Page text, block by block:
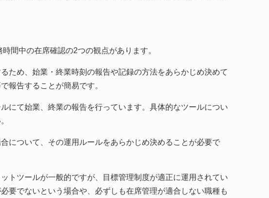
中の在席確認の2つの観点があります。
め、始業・終業時刻の報告や記録の方法をあらかじめ決めて
報告することが簡易です。
にて始業、終業の報告を行っています。具体的なツールについ
について、その運用ルールをあらかじめ決めることが必要で
ツールが一般的ですが、目標管理制度が適正に運用されてい
要でないという場合や、必ずしも在席管理が適合しない職種も